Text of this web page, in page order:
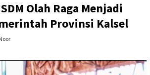
Olah Raga Menjadi
Provinsi Kalsel